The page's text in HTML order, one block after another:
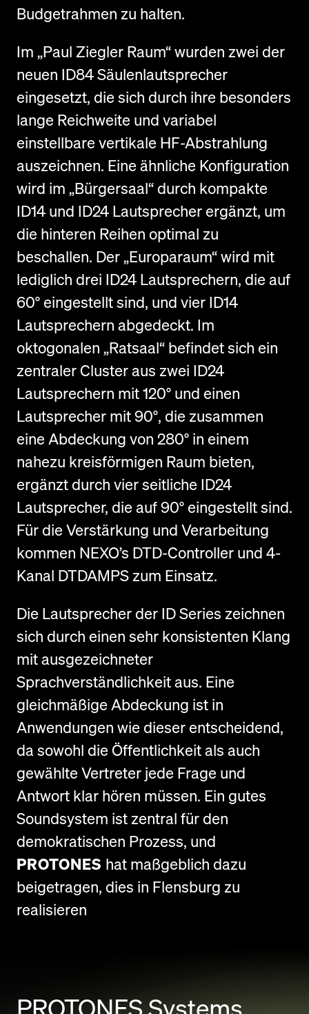
Budgetrahmen zu halten.
Im „Paul Ziegler Raum“ wurden zwei der
neuen ID84 Säulenlautsprecher
eingesetzt, die sich durch ihre besonders
lange Reichweite und variabel
einstellbare vertikale HF-Abstrahlung
auszeichnen. Eine ähnliche Konfiguration
wird im „Bürgersaal“ durch kompakte
ID14 und ID24 Lautsprecher ergänzt, um
die hinteren Reihen optimal zu
beschallen. Der „Europaraum“ wird mit
lediglich drei ID24 Lautsprechern, die auf
60° eingestellt sind, und vier ID14
Lautsprechern abgedeckt. Im
oktogonalen „Ratsaal“ befindet sich ein
zentraler Cluster aus zwei ID24
Lautsprechern mit 120° und einen
Lautsprecher mit 90°, die zusammen
eine Abdeckung von 280° in einem
nahezu kreisförmigen Raum bieten,
ergänzt durch vier seitliche ID24
Lautsprecher, die auf 90° eingestellt sind.
Für die Verstärkung und Verarbeitung
kommen NEXO’s DTD-Controller und 4-
Kanal DTDAMPS zum Einsatz.
Die Lautsprecher der ID Series zeichnen
sich durch einen sehr konsistenten Klang
mit ausgezeichneter
Sprachverständlichkeit aus. Eine
gleichmäßige Abdeckung ist in
Anwendungen wie dieser entscheidend,
da sowohl die Öffentlichkeit als auch
gewählte Vertreter jede Frage und
Antwort klar hören müssen. Ein gutes
Soundsystem ist zentral für den
demokratischen Prozess, und
PROTONES hat maßgeblich dazu
beigetragen, dies in Flensburg zu
realisieren